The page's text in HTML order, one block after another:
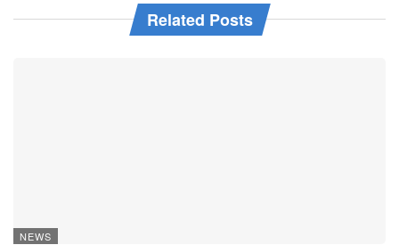
Related Posts
NEWS